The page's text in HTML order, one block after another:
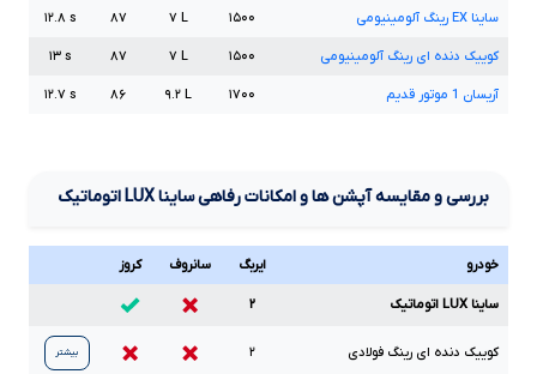
ساینا EX رینگ آلومینیومی ۱۵۰۰ L ۷ ۸۷ s ۱۲.۸
کوییک دنده ای رینگ آلومینیومی ۱۵۰۰ L ۷ ۸۷ s ۱۳
آریسان 1 موتور قدیم ۱۷۰۰ L ۹.۲ ۸۶ s ۱۲.۷
بررسی و مقایسه آپشن ها و امکانات رفاهی سایناLUXاتوماتیک
خودرو ایربگ سانروف کروز
ساینا LUX اتوماتیک ۲
کوییک دنده ای رینگ فولادی ۲ بیشتر